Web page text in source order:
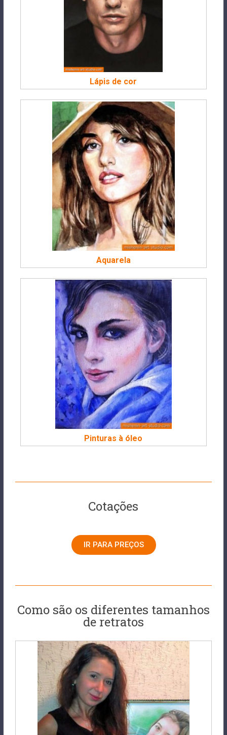
Lápis de cor
Aquarela
Pinturas à óleo
Cotações
IR PARA PREÇOS
Como são os diferentes tamanhos
de retratos